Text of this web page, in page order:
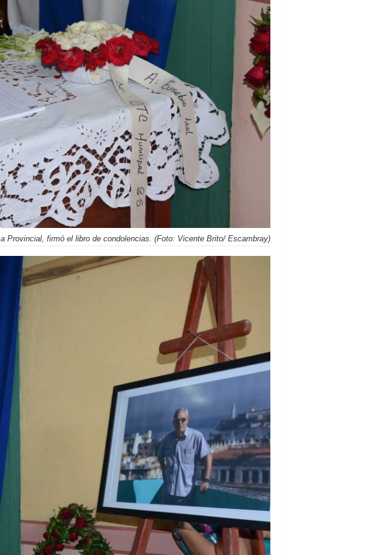
Provincial, firmó el libro de condolencias. (Foto: Vicente Brito/ Escambray)